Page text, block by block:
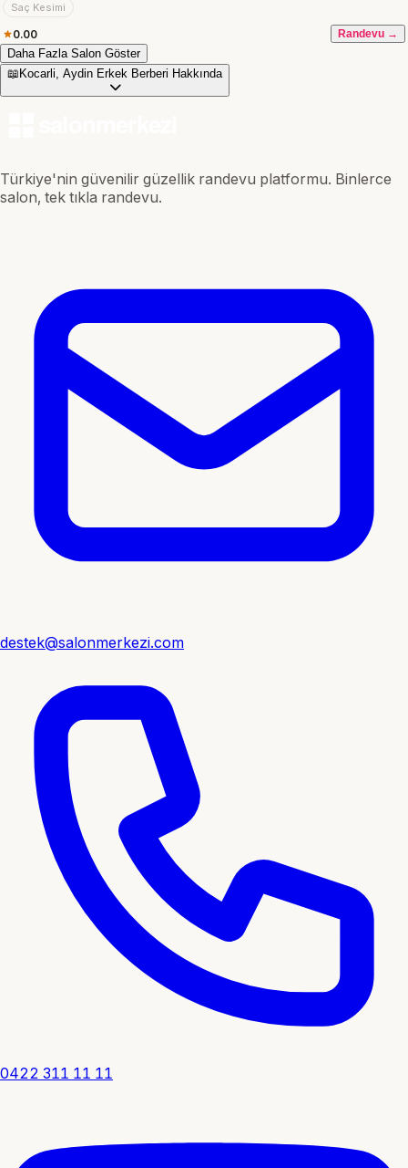
Saç Kesimi
0.00 Randevu →
Daha Fazla Salon Göster
📖 Kocarli, Aydin Erkek Berberi Hakkında
Türkiye'nin güvenilir güzellik randevu platformu. Binlerce
salon, tek tıkla randevu.
destek@salonmerkezi.com
0422 311 11 11